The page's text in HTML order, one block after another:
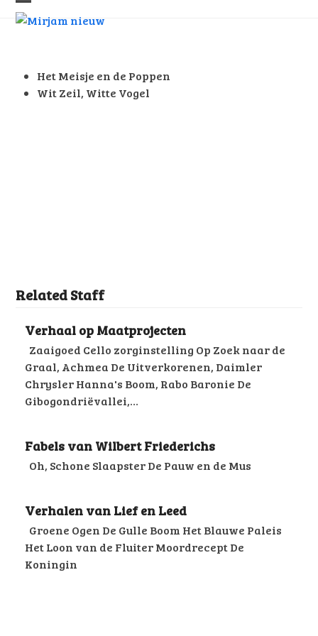
SkipOpen
Close
Het Meisje en de Poppen
Wit Zeil, Witte Vogel
Related Staff
Verhaal op Maatprojecten
Zaaigoed Cello zorginstelling Op Zoek naar de
Graal, Achmea De Uitverkorenen, Daimler
Chrysler Hanna's Boom, Rabo Baronie De
Gibogondriëvallei,…
Fabels van Wilbert Friederichs
Oh, Schone Slaapster De Pauw en de Mus
Verhalen van Lief en Leed
Groene Ogen De Gulle Boom Het Blauwe Paleis
Het Loon van de Fluiter Moordrecept De
Koningin